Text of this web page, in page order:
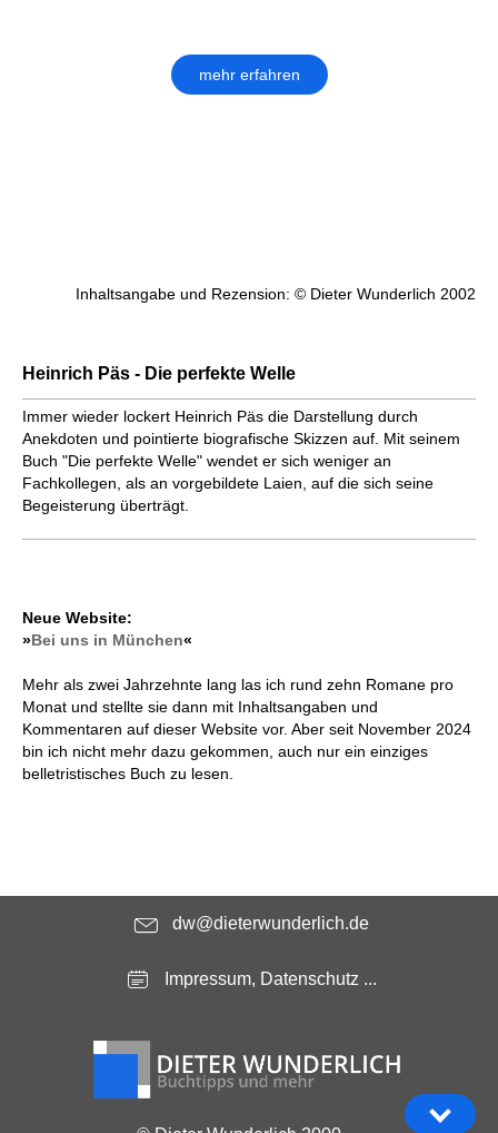
mehr erfahren
Inhaltsangabe und Rezension: © Dieter Wunderlich 2002
Heinrich Päs - Die perfekte Welle
Immer wieder lockert Heinrich Päs die Darstellung durch
Anekdoten und pointierte biografische Skizzen auf. Mit seinem
Buch "Die perfekte Welle" wendet er sich weniger an
Fachkollegen, als an vorgebildete Laien, auf die sich seine
Begeisterung überträgt.
Neue Website:
»Bei uns in München«
Mehr als zwei Jahrzehnte lang las ich rund zehn Romane pro
Monat und stellte sie dann mit Inhaltsangaben und
Kommentaren auf dieser Website vor. Aber seit November 2024
bin ich nicht mehr dazu gekommen, auch nur ein einziges
belletristisches Buch zu lesen.
dw@dieterwunderlich.de
Impressum, Datenschutz ...